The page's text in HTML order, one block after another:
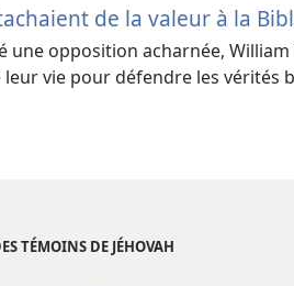
de la valeur à la
une opposition acharnée,
leur vie pour défendre les vérités
TÉMOINS DE JÉHOVAH